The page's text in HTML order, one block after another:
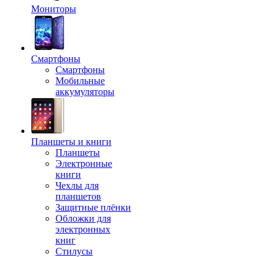
Мониторы
Смартфоны
Смартфоны
Мобильные
аккумуляторы
Планшеты и книги
Планшеты
Электронные
книги
Чехлы для
планшетов
Защитные плёнки
Обложки для
электронных
книг
Стилусы